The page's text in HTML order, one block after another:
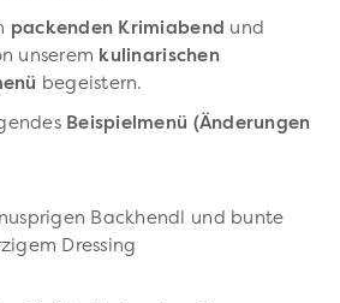
packenden Krimiabend und
unserem kulinarischen
begeistern.
Beispielmenü (Änderungen
Backhendl und bunte
Dressing